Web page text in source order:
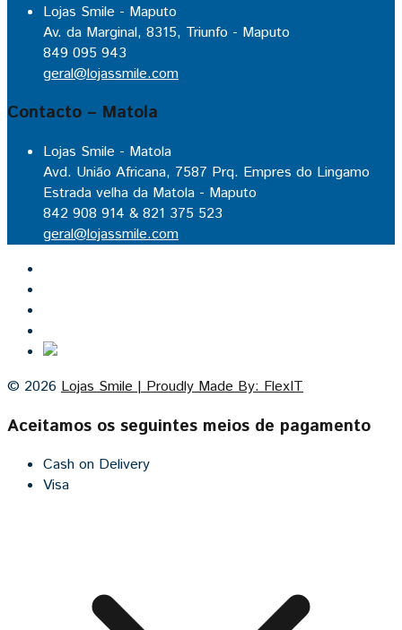
Lojas Smile - Maputo
Av. da Marginal, 8315, Triunfo - Maputo
849 095 943
geral@lojassmile.com
Contacto – Matola
Lojas Smile - Matola
Avd. União Africana, 7587 Prq. Empres do Lingamo
Estrada velha da Matola - Maputo
842 908 914 & 821 375 523
geral@lojassmile.com
© 2026 Lojas Smile | Proudly Made By: FlexIT
Aceitamos os seguintes meios de pagamento
Cash on Delivery
Visa